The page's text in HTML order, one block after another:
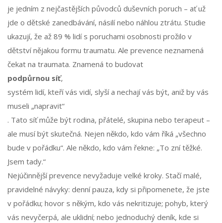
je jedním z nejčastějších původců duševních poruch – ať už
jde o dětské zanedbávání, násilí nebo náhlou ztrátu. Studie
ukazují, že až 89 % lidí s poruchami osobnosti prožilo v
dětství nějakou formu traumatu. Ale prevence neznamená
čekat na traumata. Znamená to budovat
podpůrnou síť,
systém lidí, kteří vás vidí, slyší a nechají vás být, aniž by vás
museli „napravit“
. Tato síť může být rodina, přátelé, skupina nebo terapeut –
ale musí být skutečná. Nejen někdo, kdo vám říká „všechno
bude v pořádku“. Ale někdo, kdo vám řekne: „To zní těžké.
Jsem tady.“
Nejúčinnější prevence nevyžaduje velké kroky. Stačí malé,
pravidelné návyky: denní pauza, kdy si připomenete, že jste
v pořádku; hovor s někým, kdo vás nekritizuje; pohyb, který
vás nevyčerpá, ale uklidní; nebo jednoduchý deník, kde si